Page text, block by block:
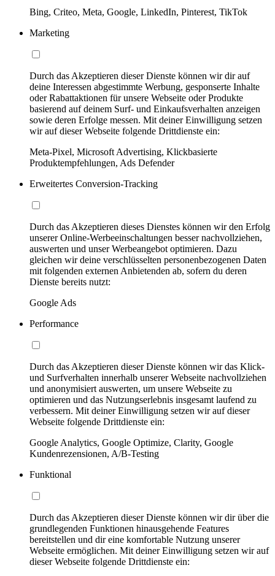
Bing, Criteo, Meta, Google, LinkedIn, Pinterest, TikTok
Marketing
Durch das Akzeptieren dieser Dienste können wir dir auf
deine Interessen abgestimmte Werbung, gesponserte Inhalte
oder Rabattaktionen für unsere Webseite oder Produkte
basierend auf deinem Surf- und Einkaufsverhalten anzeigen
sowie deren Erfolge messen. Mit deiner Einwilligung setzen
wir auf dieser Webseite folgende Drittdienste ein:
Meta-Pixel, Microsoft Advertising, Klickbasierte
Produktempfehlungen, Ads Defender
Erweitertes Conversion-Tracking
Durch das Akzeptieren dieses Dienstes können wir den Erfolg
unserer Online-Werbeeinschaltungen besser nachvollziehen,
auswerten und unser Werbeangebot optimieren. Dazu
gleichen wir deine verschlüsselten personenbezogenen Daten
mit folgenden externen Anbietenden ab, sofern du deren
Dienste bereits nutzt:
Google Ads
Performance
Durch das Akzeptieren dieser Dienste können wir das Klick-
und Surfverhalten innerhalb unserer Webseite nachvollziehen
und anonymisiert auswerten, um unsere Webseite zu
optimieren und das Nutzungserlebnis insgesamt laufend zu
verbessern. Mit deiner Einwilligung setzen wir auf dieser
Webseite folgende Drittdienste ein:
Google Analytics, Google Optimize, Clarity, Google
Kundenrezensionen, A/B-Testing
Funktional
Durch das Akzeptieren dieser Dienste können wir dir über die
grundlegenden Funktionen hinausgehende Features
bereitstellen und dir eine komfortable Nutzung unserer
Webseite ermöglichen. Mit deiner Einwilligung setzen wir auf
dieser Webseite folgende Drittdienste ein: